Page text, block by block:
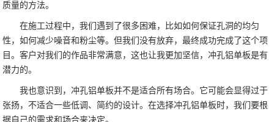
质量的方法。
在施工过程中，我们遇到了很多困难，比如如何保证孔洞的均匀
性，如何减少噪音和粉尘等。但我们没有放弃，最终成功完成了这个项
目。客户对我们的作品非常满意，这也让我更加坚信，冲孔铝单板是有
潜力的。
我也意识到，冲孔铝单板并不是适合所有场合。它可能会显得过于
张扬，不适合一些低调、简约的设计。在选择冲孔铝单板时，我们要根
据自己的需求和场合来决定。